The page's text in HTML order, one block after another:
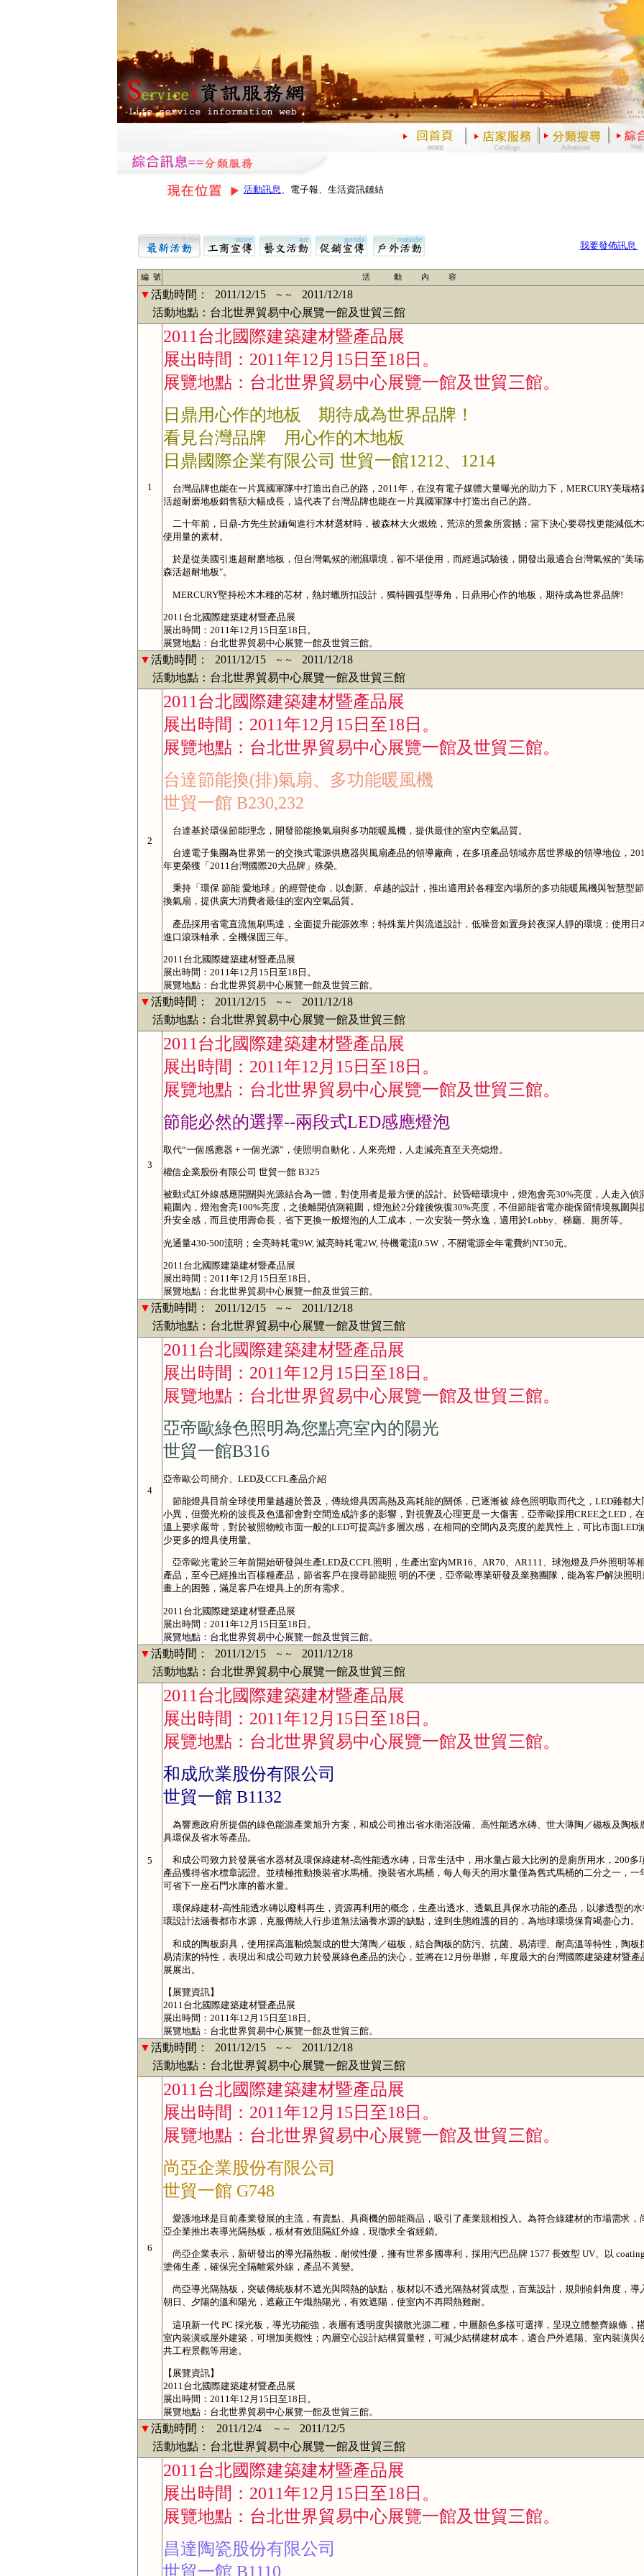
活動訊息、電子報、生活資訊鏈結
我要發佈訊息
編 號 活 動 內 容
▼活動時間： 2011/12/15 ～～
2011/12/18
活動地點：台北世界貿易中心展覽一館及世貿三館
1
2011台北國際建築建材暨產品展
展出時間：2011年12月15日至18日。
展覽地點：台北世界貿易中心展覽一館及世貿三館。
日鼎用心作的地板 期待成為世界品牌！
看見台灣品牌 用心作的木地板
日鼎國際企業有限公司 世貿一館1212、1214
台灣品牌也能在一片異國軍隊中打造出自己的路，2011年，在沒有電子媒體大量曝光的助力下，MERCURY美瑞格
活超耐磨地板銷售額大幅成長，這代表了台灣品牌也能在一片異國軍隊中打造出自己的路。
二十年前，日鼎-方先生於緬甸進行木材選材時，被森林大火燃燒，荒涼的景象所震撼；當下決心要尋找更能減低
使用量的素材。
於是從美國引進超耐磨地板，但台灣氣候的潮濕環境，卻不堪使用，而經過試驗後，開發出最適合台灣氣候的"美
森活超耐地板"。
MERCURY堅持松木木種的芯材，熱封蠟所扣設計，獨特圓弧型導角，日鼎用心作的地板，期待成為世界品牌!
2011台北國際建築建材暨產品展
展出時間：2011年12月15日至18日。
展覽地點：台北世界貿易中心展覽一館及世貿三館。
▼活動時間： 2011/12/15 ～～
2011/12/18
活動地點：台北世界貿易中心展覽一館及世貿三館
2
2011台北國際建築建材暨產品展
展出時間：2011年12月15日至18日。
展覽地點：台北世界貿易中心展覽一館及世貿三館。
台達節能換(排)氣扇、多功能暖風機
世貿一館 B230,232
台達基於環保節能理念，開發節能換氣扇與多功能暖風機，提供最佳的室內空氣品質。
台達電子集團為世界第一的交換式電源供應器與風扇產品的領導廠商，在多項產品領域亦居世界級的領導地位，
年更榮獲「2011台灣國際20大品牌」殊榮。
秉持「環保 節能 愛地球」的經營使命，以創新、卓越的設計，推出適用於各種室內場所的多功能暖風機與智慧型
換氣扇，提供廣大消費者最佳的室內空氣品質。
產品採用省電直流無刷馬達，全面提升能源效率；特殊葉片與流道設計，低噪音如置身於夜深人靜的環境；使用日
進口滾珠軸承，全機保固三年。
2011台北國際建築建材暨產品展
展出時間：2011年12月15日至18日。
展覽地點：台北世界貿易中心展覽一館及世貿三館。
▼活動時間： 2011/12/15 ～～
2011/12/18
活動地點：台北世界貿易中心展覽一館及世貿三館
3
2011台北國際建築建材暨產品展
展出時間：2011年12月15日至18日。
展覽地點：台北世界貿易中心展覽一館及世貿三館。
節能必然的選擇--兩段式LED感應燈泡
取代“一個感應器 + 一個光源”，使照明自動化，人來亮燈，人走減亮直至天亮熄燈。
權信企業股份有限公司 世貿一館 B325
被動式紅外線感應開關與光源結合為一體，對使用者是最方便的設計。於昏暗環境中，燈泡會亮30%亮度，人走入偵
範圍內，燈泡會亮100%亮度，之後離開偵測範圍，燈泡於2分鐘後恢復30%亮度，不但節能省電亦能保留情境氛圍與
升安全感，而且使用壽命長，省下更換一般燈泡的人工成本，一次安裝一勞永逸，適用於Lobby、梯廳、厠所等。
光通量430-500流明；全亮時耗電9W, 減亮時耗電2W, 待機電流0.5W，不關電源全年電費約NT50元。
2011台北國際建築建材暨產品展
展出時間：2011年12月15日至18日。
展覽地點：台北世界貿易中心展覽一館及世貿三館。
▼活動時間： 2011/12/15 ～～
2011/12/18
活動地點：台北世界貿易中心展覽一館及世貿三館
4
2011台北國際建築建材暨產品展
展出時間：2011年12月15日至18日。
展覽地點：台北世界貿易中心展覽一館及世貿三館。
亞帝歐綠色照明為您點亮室內的陽光
世貿一館B316
亞帝歐公司簡介、LED及CCFL產品介紹
節能燈具目前全球使用量越趨於普及，傳統燈具因高熱及高耗能的關係，已逐漸被 綠色照明取而代之，LED雖都大
小異，但螢光粉的波長及色溫卻會對空間造成許多的影響，對視覺及心理更是一大傷害，亞帝歐採用CREE之LED，
溫上要求嚴苛，對於被照物較市面一般的LED可提高許多層次感，在相同的空間內及亮度的差異性上，可比市面LED
少更多的燈具使用量。
亞帝歐光電於三年前開始研發與生產LED及CCFL照明，生產出室內MR16、AR70、AR111、球泡燈及戶外照明等
產品，至今已經推出百樣種產品，節省客戶在搜尋節能照 明的不便，亞帝歐專業研發及業務團隊，能為客戶解決照明
畫上的困難，滿足客戶在燈具上的所有需求。
2011台北國際建築建材暨產品展
展出時間：2011年12月15日至18日。
展覽地點：台北世界貿易中心展覽一館及世貿三館。
▼活動時間： 2011/12/15 ～～
2011/12/18
活動地點：台北世界貿易中心展覽一館及世貿三館
5
2011台北國際建築建材暨產品展
展出時間：2011年12月15日至18日。
展覽地點：台北世界貿易中心展覽一館及世貿三館。
和成欣業股份有限公司
世貿一館 B1132
為響應政府所提倡的綠色能源產業旭升方案，和成公司推出省水衛浴設備、高性能透水磚、世大薄陶／磁板及陶板
具環保及省水等產品。
和成公司致力於發展省水器材及環保綠建材-高性能透水磚，日常生活中，用水量占最大比例的是廁所用水，200多
產品獲得省水標章認證。並積極推動換裝省水馬桶。換裝省水馬桶，每人每天的用水量僅為舊式馬桶的二分之一，一
可省下一座石門水庫的蓄水量。
環保綠建材-高性能透水磚以廢料再生，資源再利用的概念，生產出透水、透氣且具保水功能的產品，以滲透型的
環設計法涵養都市水源，克服傳統人行步道無法涵養水源的缺點，達到生態維護的目的，為地球環境保育竭盡心力。
和成的陶板廚具，使用採高溫釉燒製成的世大薄陶／磁板，結合陶板的防污、抗菌、易清理、耐高溫等特性，陶板
易清潔的特性，表現出和成公司致力於發展綠色產品的決心，並將在12月份舉辦，年度最大的台灣國際建築建材暨產
展展出。
【展覽資訊】
2011台北國際建築建材暨產品展
展出時間：2011年12月15日至18日。
展覽地點：台北世界貿易中心展覽一館及世貿三館。
▼活動時間： 2011/12/15 ～～
2011/12/18
活動地點：台北世界貿易中心展覽一館及世貿三館
6
2011台北國際建築建材暨產品展
展出時間：2011年12月15日至18日。
展覽地點：台北世界貿易中心展覽一館及世貿三館。
尚亞企業股份有限公司
世貿一館 G748
愛護地球是目前產業發展的主流，有賣點、具商機的節能商品，吸引了產業競相投入。為符合綠建材的市場需求，
亞企業推出表導光隔熱板，板材有效阻隔紅外線，現徵求全省經銷。
尚亞企業表示，新研發出的導光隔熱板，耐候性優，擁有世界多國專利，採用汽巴品牌 1577 長效型 UV、以 coating
塗佈生產，確保完全隔離紫外線，產品不黃變。
尚亞導光隔熱板，突破傳統板材不遮光與悶熱的缺點，板材以不透光隔熱材質成型，百葉設計，規則傾斜角度，導
朝日、夕陽的溫和陽光，遮蔽正午熾熱陽光，有效遮陽，使室內不再悶熱難耐。
這項新一代 PC 採光板，導光功能強，表層有透明度與擴散光源二種，中層顏色多樣可選擇，呈現立體整齊線條，
室內裝潢或屋外建築，可增加美觀性；內層空心設計結構質量輕，可減少結構建材成本，適合戶外遮陽、室內裝潢與
共工程景觀等用途。
【展覽資訊】
2011台北國際建築建材暨產品展
展出時間：2011年12月15日至18日。
展覽地點：台北世界貿易中心展覽一館及世貿三館。
▼活動時間： 2011/12/4 ～～
2011/12/5
活動地點：台北世界貿易中心展覽一館及世貿三館
2011台北國際建築建材暨產品展
展出時間：2011年12月15日至18日。
展覽地點：台北世界貿易中心展覽一館及世貿三館。
昌達陶瓷股份有限公司
世貿一館 B1110